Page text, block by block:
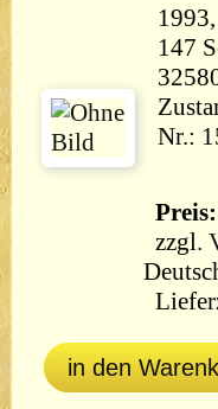
147 Seiten
Nr.:
zzgl.
in den